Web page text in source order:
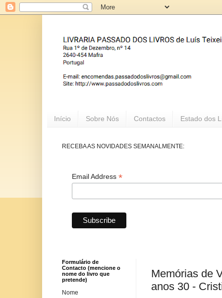
Início Sobre Nós Contactos Estado dos
RECEBA AS NOVIDADES SEMANALMENTE:
Email Address *
Memórias de
anos 30 -
Formulário de
Contacto (mencione o
nome do livro que
pretende)
Nome